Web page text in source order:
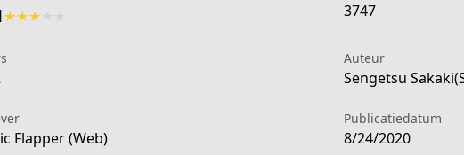
★★★ 3747
Auteur
Sengetsu
Flapper (Web)
Publicatiedatum
8/24/2020